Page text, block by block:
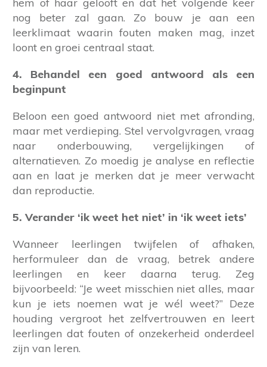
nog beter zal gaan. Zo bouw je aan een
leerklimaat waarin fouten maken mag, inzet
loont en groei centraal staat.
4. Behandel een goed antwoord als een
beginpunt
Beloon een goed antwoord niet met afronding,
maar met verdieping. Stel vervolgvragen, vraag
naar onderbouwing, vergelijkingen of
alternatieven. Zo moedig je analyse en reflectie
aan en laat je merken dat je meer verwacht
dan reproductie.
5. Verander ‘ik weet het niet’ in ‘ik weet iets’
Wanneer leerlingen twijfelen of afhaken,
herformuleer dan de vraag, betrek andere
leerlingen en keer daarna terug. Zeg
bijvoorbeeld: “Je weet misschien niet alles, maar
kun je iets noemen wat je wél weet?” Deze
houding vergroot het zelfvertrouwen en leert
leerlingen dat fouten of onzekerheid onderdeel
zijn van leren.